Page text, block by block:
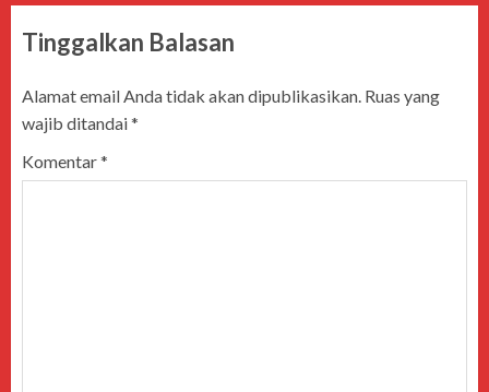
Tinggalkan Balasan
Alamat email Anda tidak akan dipublikasikan. Ruas yang
wajib ditandai*
Komentar*